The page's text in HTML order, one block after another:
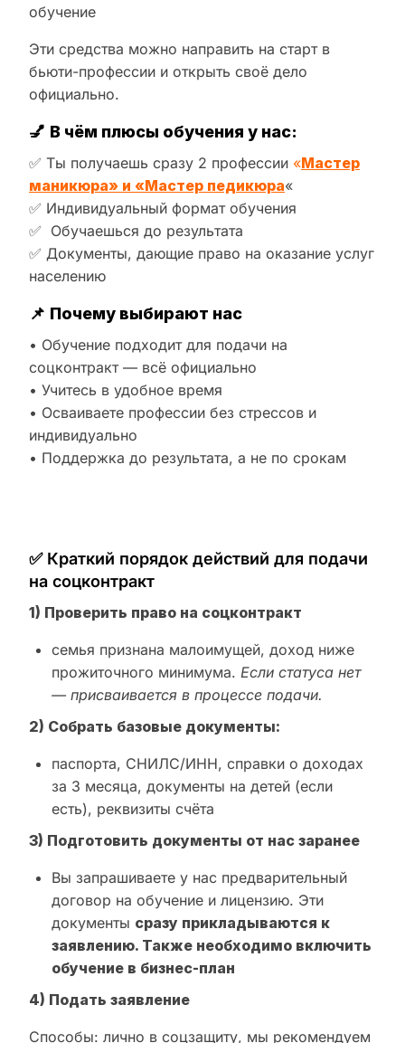
обучение
Эти средства можно направить на старт в
бьюти-профессии и открыть своё дело
официально.
💅 В чём плюсы обучения у нас:
✅ Ты получаешь сразу 2 профессии «Мастер
маникюра» и «Мастер педикюра«
✅ Индивидуальный формат обучения
✅ Обучаешься до результата
✅ Документы, дающие право на оказание услуг
населению
📌 Почему выбирают нас
• Обучение подходит для подачи на
соцконтракт — всё официально
• Учитесь в удобное время
• Осваиваете профессии без стрессов и
индивидуально
• Поддержка до результата, а не по срокам
✅ Краткий порядок действий для подачи
на соцконтракт
1) Проверить право на соцконтракт
семья признана малоимущей, доход ниже
прожиточного минимума. Если статуса нет
— присваивается в процессе подачи.
2) Собрать базовые документы:
паспорта, СНИЛС/ИНН, справки о доходах
за 3 месяца, документы на детей (если
есть), реквизиты счёта
3) Подготовить документы от нас заранее
Вы запрашиваете у нас предварительный
договор на обучение и лицензию. Эти
документы сразу прикладываются к
заявлению. Также необходимо включить
обучение в бизнес-план
4) Подать заявление
Способы: лично в соцзащиту, мы рекомендуем